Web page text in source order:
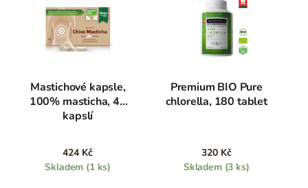
Mastichové kapsle,
100% masticha, 40
kapslí
424 Kč
Skladem (1 ks)
Premium BIO Pure
chlorella, 180 tablet
320 Kč
Skladem (3 ks)